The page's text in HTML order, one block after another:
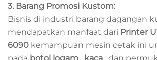
3. Barang Promosi Kustom:
Bisnis di industri barang dagangan
mendapatkan manfaat dari Printer
6090 kemampuan mesin cetak ini
pada botol logam kaca , dan